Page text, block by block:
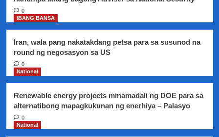
overspending-
Malakanyang
0
IBANG BANSA
Iran, wala pang nakatakdang petsa para sa susunod na
round ng negosasyon sa US
0
National
Renewable energy projects minamadali ng DOE para sa
alternatibong mapagkukunan ng enerhiya – Palasyo
0
National